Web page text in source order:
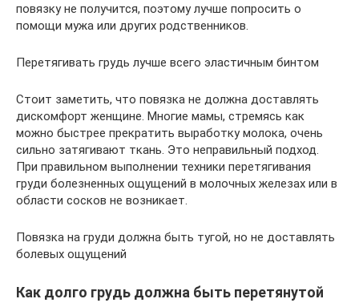
повязку не получится, поэтому лучше попросить о
помощи мужа или других родственников.
Перетягивать грудь лучше всего эластичным бинтом
Стоит заметить, что повязка не должна доставлять
дискомфорт женщине. Многие мамы, стремясь как
можно быстрее прекратить выработку молока, очень
сильно затягивают ткань. Это неправильный подход.
При правильном выполнении техники перетягивания
груди болезненных ощущений в молочных железах или в
области сосков не возникает.
Повязка на груди должна быть тугой, но не доставлять
болевых ощущений
Как долго грудь должна быть перетянутой